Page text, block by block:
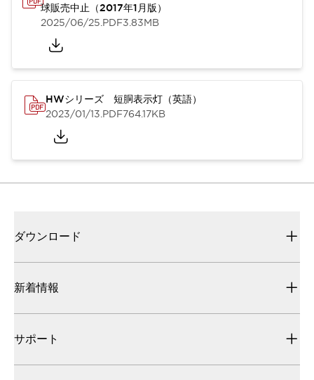
球販売中止（2017年1月版）
2025/06/25.PDF3.83MB
HWシリーズ 短胴表示灯（英語）
2023/01/13.PDF764.17KB
ダウンロード
新着情報
サポート